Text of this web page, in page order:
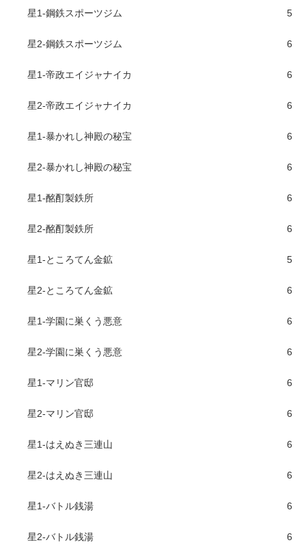
星1-鋼鉄スポーツジム 5
星2-鋼鉄スポーツジム 6
星1-帝政エイジャナイカ 6
星2-帝政エイジャナイカ 6
星1-暴かれし神殿の秘宝 6
星2-暴かれし神殿の秘宝 6
星1-酩酊製鉄所 6
星2-酩酊製鉄所 6
星1-ところてん金鉱 5
星2-ところてん金鉱 6
星1-学園に巣くう悪意 6
星2-学園に巣くう悪意 6
星1-マリン官邸 6
星2-マリン官邸 6
星1-はえぬき三連山 6
星2-はえぬき三連山 6
星1-バトル銭湯 6
星2-バトル銭湯 6